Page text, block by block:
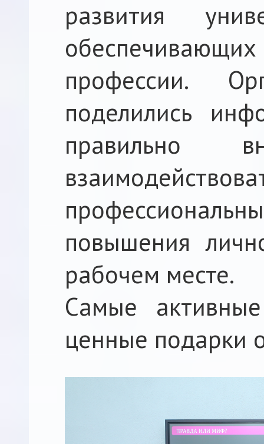
развития
профессии.
поделились
правильно
повышения
рабочем месте.
Самые
ценные подарки